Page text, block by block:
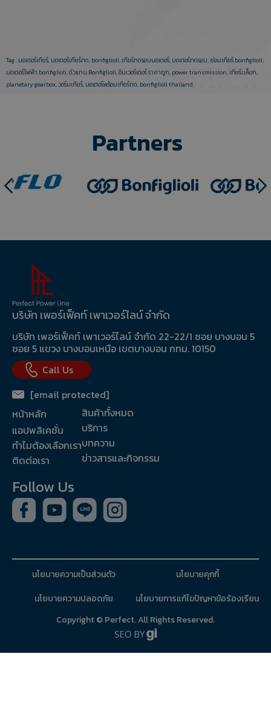
Tag : มอเตอร์เกียร์, มอเตอร์เกียร์ทด, bonfiglioli, เกียร์ทดรอบมอเตอร์, มอเตอร์ทดรอบ, ซ่อมเกียร์ bonfiglioli,
มอเตอร์ไฟฟ้า bonfiglioli,ตัวแทน Bonfiglioli,อินเวอร์เตอร์ ราคาถูก, power transmission, เกียร์บล็อก,
planetary gearbox, วอร์มเกียร์, มอเตอร์พร้อมเกียร์ทด, bonfiglioli thailand
Partners
บริษัท เพอร์เฟ็คท์ เพาเวอร์ไลน์ จำกัด
บริษัท เพอร์เฟ็คท์ เพาเวอร์ไลน์ จำกัด 22-22/1 ซอย บางบอน 5
ซอย 5 แขวง บางบอนเหนือ เขตบางบอน กทม. 10150
Call Us
[email protected]
หน้าหลัก
แอปพลิเคชั่น
ทำไมต้องเลือกเรา
ติดต่อเรา
สินค้าทั้งหมด
บริการ
บทความ
ข่าวสารและกิจกรรม
Follow Us
นโยบายความเป็นส่วนตัว
นโยบายคุกกี้
นโยบายความปลอดภัย
นโยบายการแก้ไขปัญหาข้อร้องเรียน
Copyright © Perfect. All Rights Reserved.